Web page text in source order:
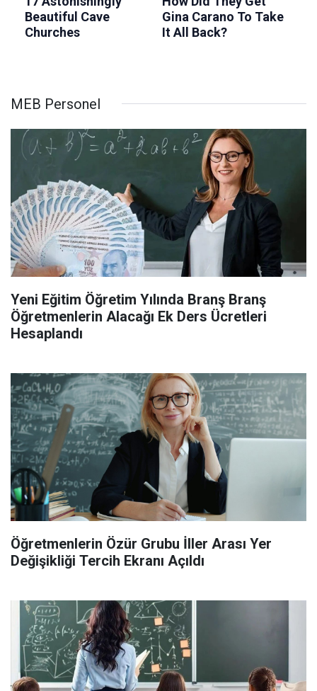
MEB Personel
Yeni Eğitim Öğretim Yılında Branş Branş
Öğretmenlerin Alacağı Ek Ders Ücretleri
Hesaplandı
Öğretmenlerin Özür Grubu İller Arası Yer
Değişikliği Tercih Ekranı Açıldı